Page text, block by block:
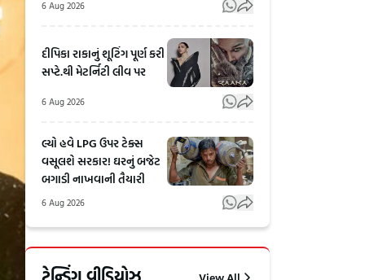
6 Aug 2026
દીપિકા રાકાનું શૂટિંગ પૂર્ણ કરી
સપ્ટે.થી મેટર્નિટી લીવ પર
6 Aug 2026
લ્યો હવે LPG ઉપર ટેક્સ
વસૂલશે સરકાર! ઘરનું બજેટ
બગાડી નાખવાની તૈયારી
6 Aug 2026
Kangana
Ranautના
અધિકારીઓની
ખેંચતાણમાં